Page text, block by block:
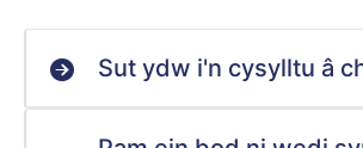
Sut ydw i'n cysylltu â